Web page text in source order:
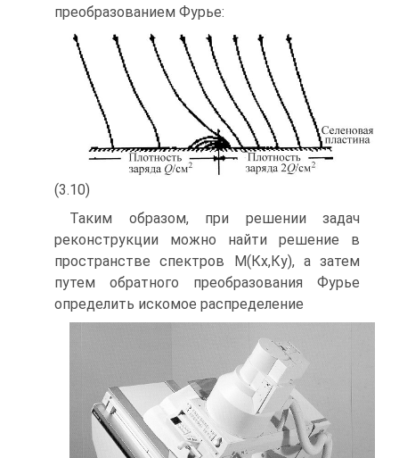
преобразованием Фурье:
(3.10)
Таким образом, при решении задач
реконструкции можно найти решение в
пространстве спектров М(Кх,Ку), а затем
путем обратного преобразования Фурье
определить искомое распределение